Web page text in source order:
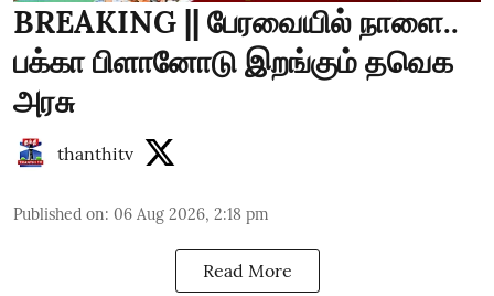
BREAKING || பேரவையில் நாளை..
பக்கா பிளானோடு இறங்கும் தவெக
அரசு
thanthitv
Published on: 06 Aug 2026, 2:18 pm
Read More